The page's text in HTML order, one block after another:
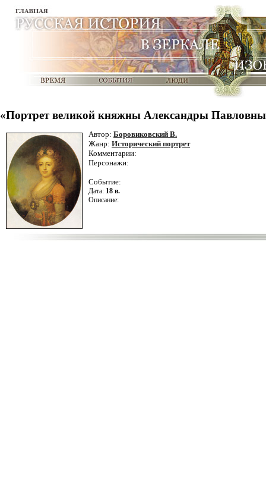
«Портрет великой княжны Александры
Автор: Боровиковский В.
Жанр: Исторический портрет
Комментарии:
Персонажи:
Событие:
Дата: 18 в.
Описание: